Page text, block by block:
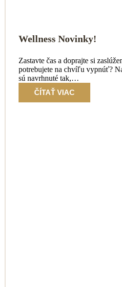
Wellness Novinky!
Zastavte čas a doprajte si
potrebujete na chvíľu vypnúť?
sú navrhnuté tak,…
ČÍTAŤ VIAC